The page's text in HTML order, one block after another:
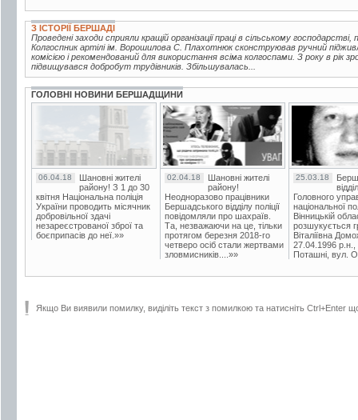
З ІСТОРІЇ БЕРШАДІ
Проведені заходи сприяли кращій організації праці в сільському господарстві,
Колгоспник артілі ім. Ворошилова С. Плахотнюк сконструював ручний
комісією і рекомендований для використання всіма колгоспами. З року в рік
підвищувався добробут трудівників. Збільшувалась...
ГОЛОВНІ НОВИНИ БЕРШАДЩИНИ
06.04.18
Шановні жителі
району! З 1 до 30
квітня Національна поліція
України проводить місячник
добровільної здачі
незареєстрованої зброї та
боєприпасів до неї.»»
02.04.18
Шановні жителі
району!
Неодноразово працівники
Бершадського відділу поліції
повідомляли про шахраїв.
Та, незважаючи на це, тільки
протягом березня 2018-го
четверо осіб стали жертвами
зловмисників....»»
25.03.18
Головного
національної
Вінницькій
розшукується
Віталіївна
27.04.1996 р.н.,
Поташні, вул.
Якщо Ви виявили помилку, виділіть текст з помилкою та натисніть Ctrl+Enter